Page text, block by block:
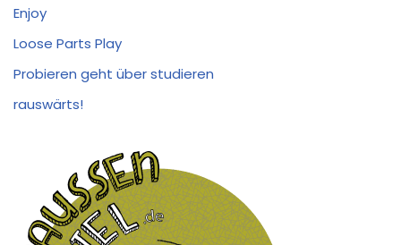
Enjoy
Loose Parts Play
Probieren geht über studieren
rauswärts!